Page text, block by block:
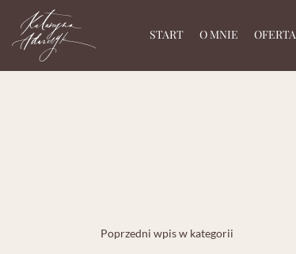
START O MNIE OFERTA
Poprzedni wpis w kategorii